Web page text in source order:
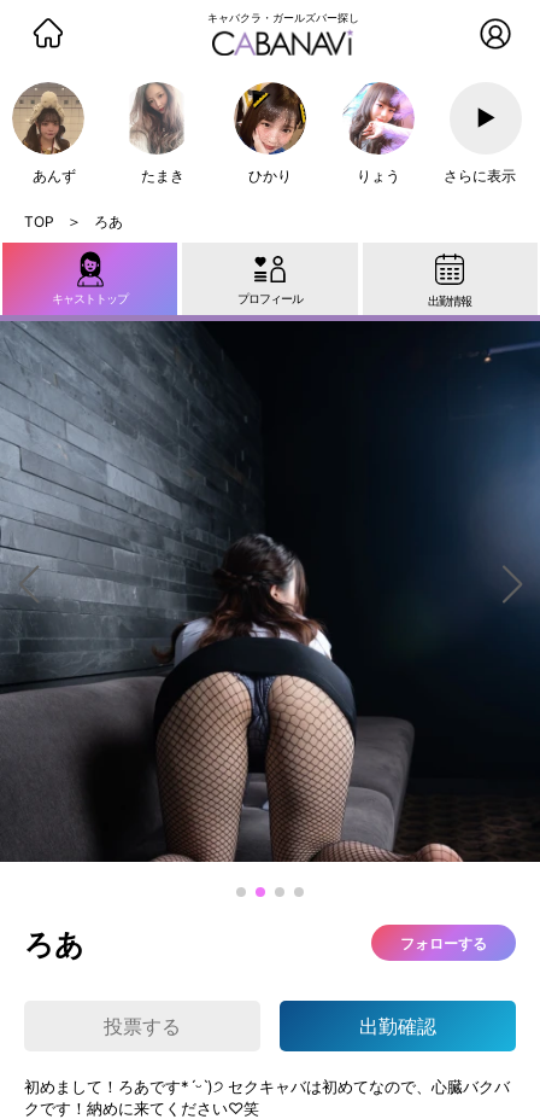
キャバクラ・ガールズバー探し
あんず たまき ひかり りょう
▶
さらに表示
ろあ
ろあ フォローする
投票する 出勤確認
初めまして！ろあです*ˊᵕˋ)੭ セクキャバは初めてなので、心臓バクバ
クです！納めに来てください♡笑
キャストトップ プロフィール 出勤情報